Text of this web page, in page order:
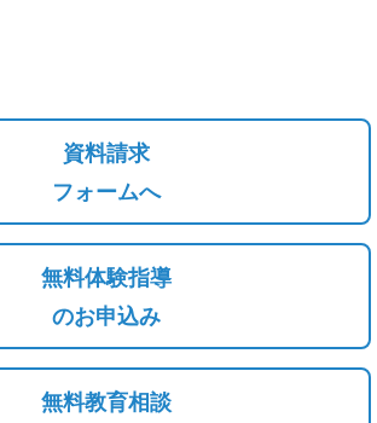
資料請求
フォームへ
無料体験指導
のお申込み
無料教育相談